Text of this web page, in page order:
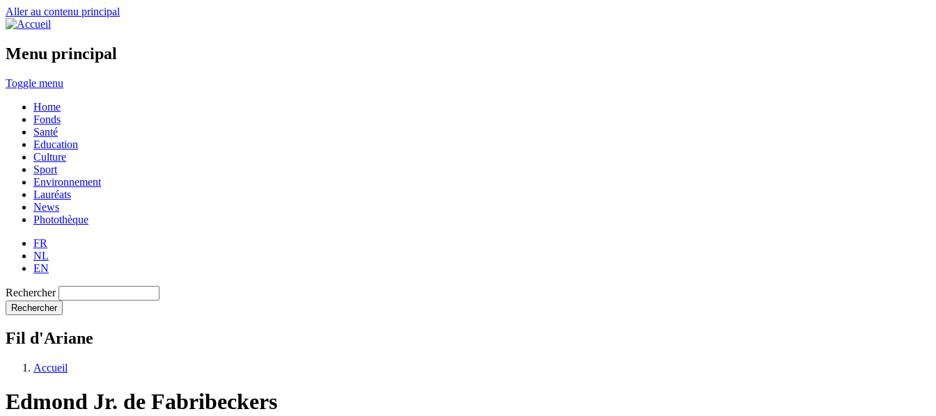
Aller au contenu principal
Menu principal
Toggle menu
Home
Fonds
Santé
Education
Culture
Sport
Environnement
Lauréats
News
Photothèque
FR
NL
EN
Rechercher
Fil d'Ariane
Accueil
Edmond Jr. de Fabribeckers